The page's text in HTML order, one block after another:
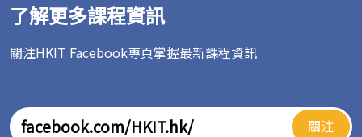
了解更多課程資訊
關注HKIT Facebook專頁掌握最新課程資訊
關注